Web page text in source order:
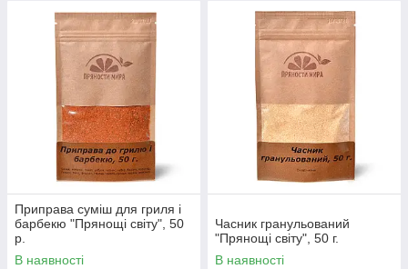
Приправа суміш для гриля і
барбекю "Прянощі світу", 50
р.
В наявності
Часник гранульований
"Прянощі світу", 50 г.
В наявності